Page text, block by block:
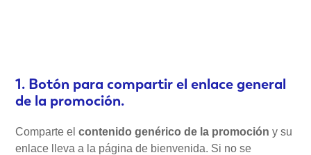
1. Botón para compartir el enlace general
de la promoción.
Comparte elcontenido genérico de la promoción y su
enlace lleva a la página de bienvenida. Si no se